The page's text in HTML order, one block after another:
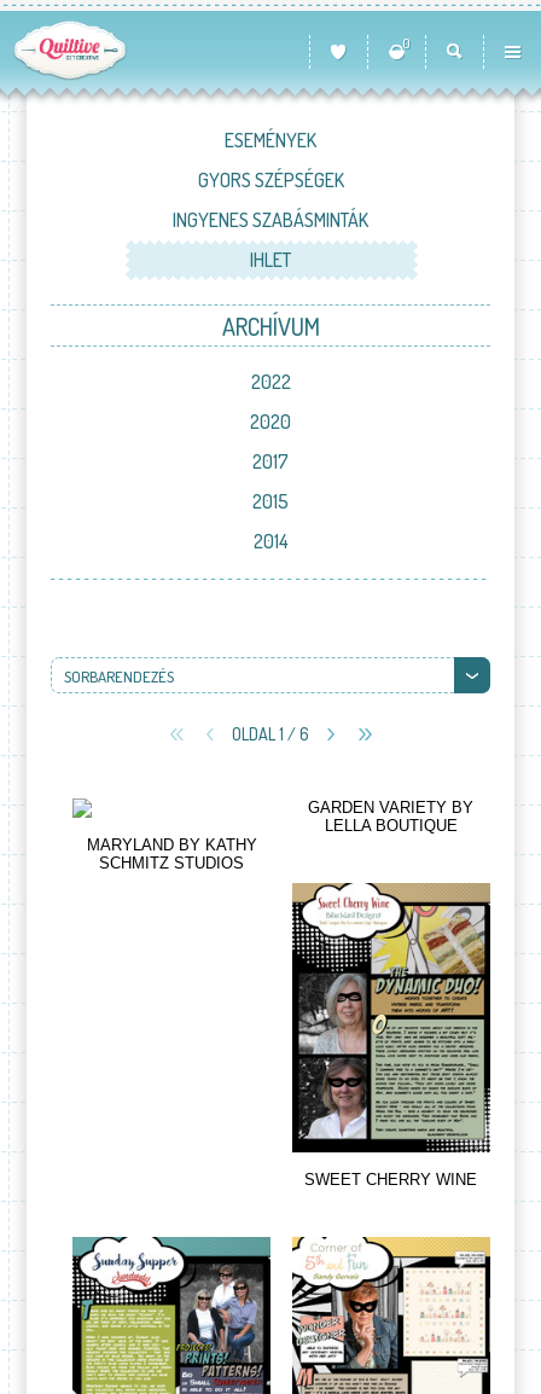
0
ESEMÉNYEK
GYORS SZÉPSÉGEK
INGYENES SZABÁSMINTÁK
IHLET
ARCHÍVUM
2022
2020
2017
2015
2014
SORBARENDEZÉS
OLDAL 1 / 6
MARYLAND BY KATHY
SCHMITZ STUDIOS
GARDEN VARIETY BY
LELLA BOUTIQUE
SWEET CHERRY WINE